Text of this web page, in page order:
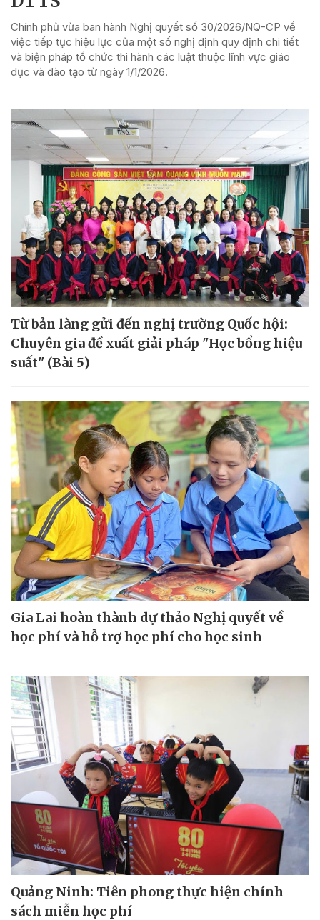
Chính phủ vừa ban hành Nghị quyết số 30/2026/NQ-CP về
việc tiếp tục hiệu lực của một số nghị định quy định chi tiết
và biện pháp tổ chức thi hành các luật thuộc lĩnh vực giáo
dục và đào tạo từ ngày 1/1/2026.
Từ bản làng gửi đến nghị trường Quốc hội:
Chuyên gia đề xuất giải pháp "Học bổng hiệu
suất" (Bài 5)
Gia Lai hoàn thành dự thảo Nghị quyết về
học phí và hỗ trợ học phí cho học sinh
Quảng Ninh: Tiên phong thực hiện chính
sách miễn học phí